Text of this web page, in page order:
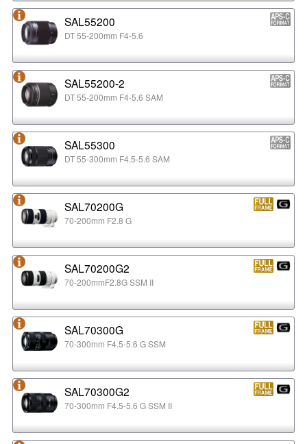
SAL55200
DT 55-200mm F4-5.6
SAL55200-2
DT 55-200mm F4-5.6 SAM
SAL55300
DT 55-300mm F4.5-5.6 SAM
SAL70200G
70-200mm F2.8 G
SAL70200G2
70-200mmF2.8G SSM II
SAL70300G
70-300mm F4.5-5.6 G SSM
SAL70300G2
70-300mm F4.5-5.6 G SSM II